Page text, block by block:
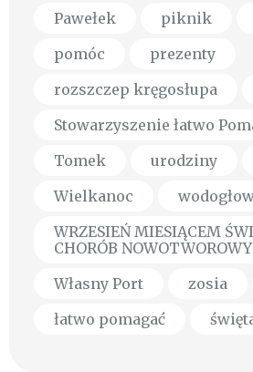
Pawełek
piknik
pomóc
prezenty
rozszczep kręgosłupa
Stowarzyszenie łatwo
Tomek
urodziny
Wielkanoc
WRZESIEŃ MIESIĄCEM
CHORÓB
Własny Port
zosia
łatwo pomagać